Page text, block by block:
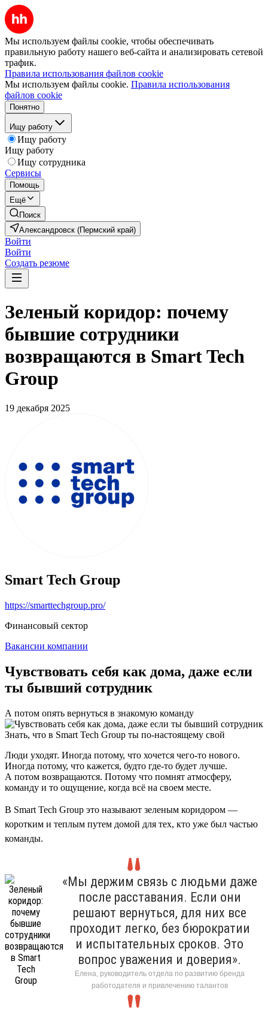
Мы используем файлы cookie, чтобы обеспечивать
правильную работу нашего веб-сайта и анализировать сетевой
трафик.
Правила использования файлов cookie
Мы используем файлы cookie. Правила использования
файлов cookie
Понятно
Ищу работу
Ищу работу
Ищу работу
Ищу сотрудника
Сервисы
Помощь
Ещё
Поиск
Александровск (Пермский край)
Войти
Войти
Создать резюме
Зеленый коридор: почему
бывшие сотрудники
возвращаются в Smart Tech
Group
19 декабря 2025
Smart Tech Group
https://smarttechgroup.pro/
Финансовый сектор
Вакансии компании
Чувствовать себя как дома, даже если
ты бывший сотрудник
А потом опять вернуться в знакомую команду
Знать, что в Smart Tech Group ты по-настоящему свой
Люди уходят. Иногда потому, что хочется чего-то нового.
Иногда потому, что кажется, будто где-то будет лучше.
А потом возвращаются. Потому что помнят атмосферу,
команду и то ощущение, когда всё на своем месте.
В Smart Tech Group это называют зеленым коридором —
коротким и теплым путем домой для тех, кто уже был частью
команды.
«Мы держим связь с людьми даже
после расставания. Если они
решают вернуться, для них все
проходит легко, без бюрократии
и испытательных сроков. Это
вопрос уважения и доверия».
Елена, руководитель отдела по развитию бренда
работодателя и привлечению талантов